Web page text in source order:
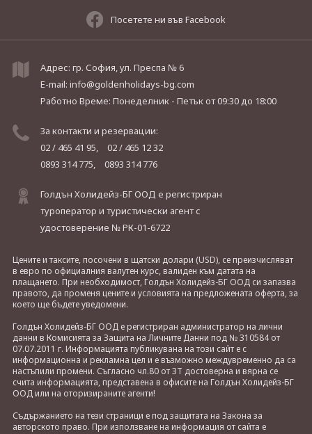
Посетете ни във Facebook
Адрес: гр. София, ул. Преспа № 6
E-mail: info@goldenholidays-bg.com
Работно Време: Понеделник - Петъкот 09:30 до 18:00
За контакти и резервации:
02 / 465 41 95,
02 / 465 12 32
0893 314 775,
0893 314 776
Голдън Холидейз-БГ ООД е регистриран
туроператор и туристически агент с
удостоверение № РК-01-6722
Цените и таксите, посочени в щатски долари (USD), се преизчисляват
в евро по официалния валутен курс, валиден към датата на
плащането. При необходимост, Голдън Холидейз-БГ ООД си запазва
правото, да променя цените и условията на предложената оферта, за
което ще бъдете уведомени.
Голдън Холидейз-БГ ООД е регистриран администратор на лични
данни в Комисията за Защита на Личните Данни под № 310584 от
07.07.2011 г. Информацията публикувана на този сайт е с
информационна и рекламна цел и е възможно междувременно да са
настъпили промени. Съгласно чл.80 от ЗТ достоверна и вярна се
счита информацията, представена в офисите на Голдън Холидейз-БГ
ООД или на оторизираните агенти!
Съдържанието на тези страници е под защитата на Закона за
авторското право. При използване на информация от сайта е